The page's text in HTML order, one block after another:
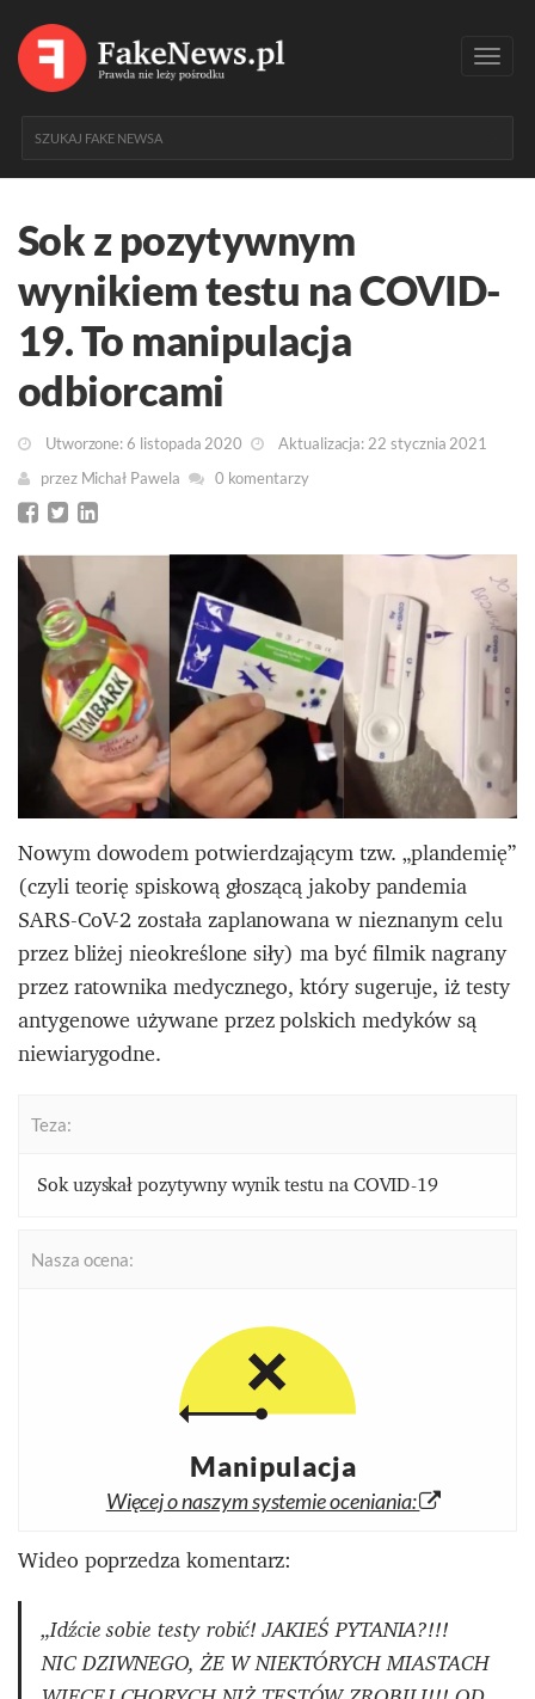
Sok z pozytywnym
wynikiem testu na COVID-
19. To manipulacja
odbiorcami
Utworzone: 6 listopada 2020
Aktualizacja: 22 stycznia 2021
przez Michał Pawela 0 komentarzy
Nowym dowodem potwierdzającym tzw. „plandemię”
(czyli teorię spiskową głoszącą jakoby pandemia
SARS-CoV-2 została zaplanowana w nieznanym celu
przez bliżej nieokreślone siły) ma być filmik nagrany
przez ratownika medycznego, który sugeruje, iż testy
antygenowe używane przez polskich medyków są
niewiarygodne.
Teza:
Sok uzyskał pozytywny wynik testu na COVID-19
Nasza ocena:
Manipulacja
Więcej o naszym systemie oceniania:
Wideo poprzedza komentarz:
„Idźcie sobie testy robić! JAKIEŚ PYTANIA?!!!
NIC DZIWNEGO, ŻE W NIEKTÓRYCH MIASTACH